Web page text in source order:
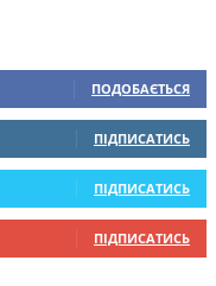
ПОДОБАЄТЬСЯ
ПІДПИСАТИСЬ
ПІДПИСАТИСЬ
ПІДПИСАТИСЬ